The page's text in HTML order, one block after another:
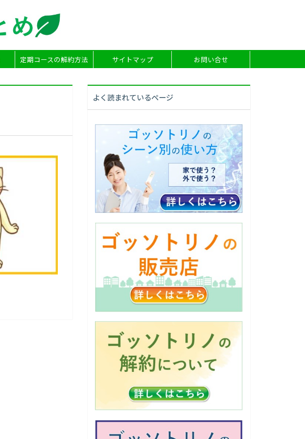
定期コースの解約方法 サイトマップ お問い合せ
よく読まれているページ